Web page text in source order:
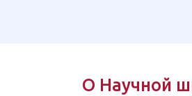
О Научной